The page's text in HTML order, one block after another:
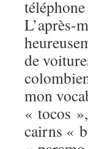
L’après-
de
mon
« tocos
cairns «